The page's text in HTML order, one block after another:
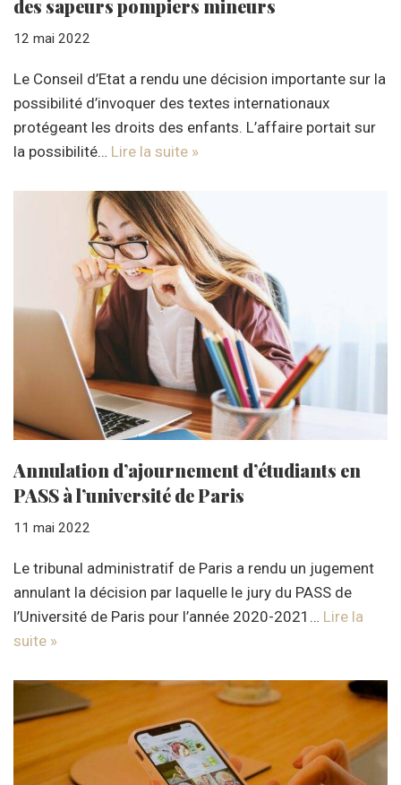
des sapeurs pompiers mineurs
12 mai 2022
Le Conseil d’Etat a rendu une décision importante sur la
possibilité d’invoquer des textes internationaux
protégeant les droits des enfants. L’affaire portait sur
la possibilité… Lire la suite »
Annulation d’ajournement d’étudiants en
PASS à l’université de Paris
11 mai 2022
Le tribunal administratif de Paris a rendu un jugement
annulant la décision par laquelle le jury du PASS de
l’Université de Paris pour l’année 2020-2021… Lire la
suite »